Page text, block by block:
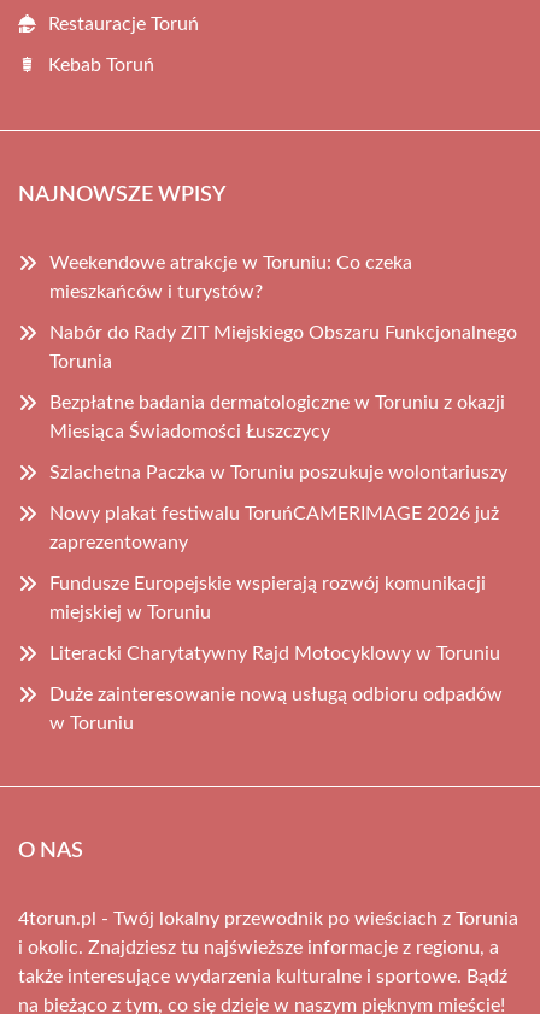
Restauracje Toruń
Kebab Toruń
NAJNOWSZE WPISY
Weekendowe atrakcje w Toruniu: Co czeka
mieszkańców i turystów?
Nabór do Rady ZIT Miejskiego Obszaru Funkcjonalnego
Torunia
Bezpłatne badania dermatologiczne w Toruniu z okazji
Miesiąca Świadomości Łuszczycy
Szlachetna Paczka w Toruniu poszukuje wolontariuszy
Nowy plakat festiwalu ToruńCAMERIMAGE 2026 już
zaprezentowany
Fundusze Europejskie wspierają rozwój komunikacji
miejskiej w Toruniu
Literacki Charytatywny Rajd Motocyklowy w Toruniu
Duże zainteresowanie nową usługą odbioru odpadów
w Toruniu
O NAS
4torun.pl - Twój lokalny przewodnik po wieściach z Torunia
i okolic. Znajdziesz tu najświeższe informacje z regionu, a
także interesujące wydarzenia kulturalne i sportowe. Bądź
na bieżąco z tym, co się dzieje w naszym pięknym mieście!